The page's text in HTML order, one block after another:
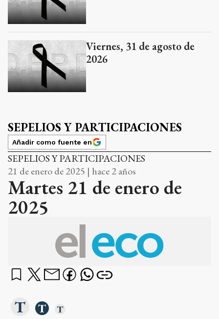
Viernes, 31 de agosto de
2026
SEPELIOS Y PARTICIPACIONES
Añadir como fuente en
SEPELIOS Y PARTICIPACIONES
21 de enero de 2025 | hace 2 años
Martes 21 de enero de
2025